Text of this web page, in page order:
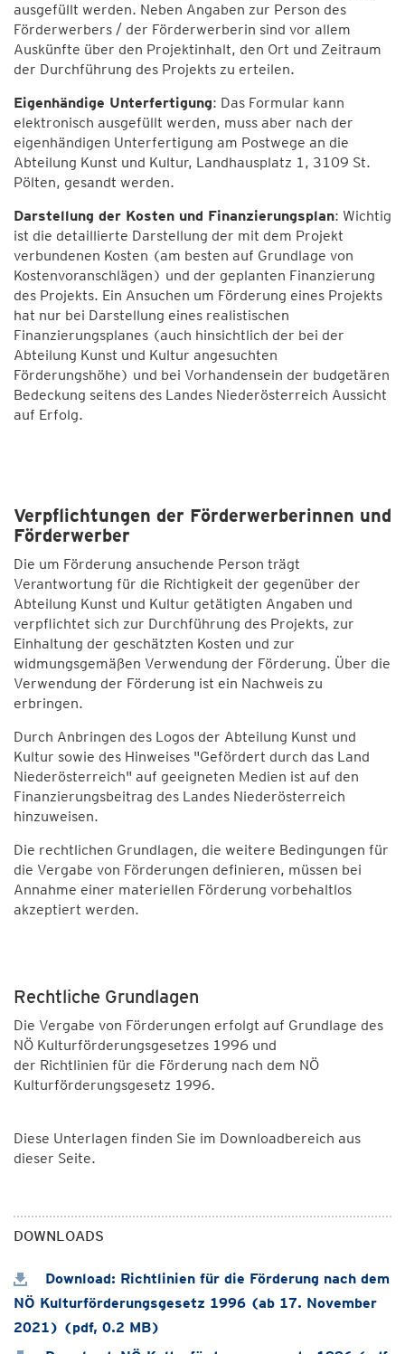
ausgefüllt werden. Neben Angaben zur Person des
Förderwerbers / der Förderwerberin sind vor allem
Auskünfte über den Projektinhalt, den Ort und Zeitraum
der Durchführung des Projekts zu erteilen.
Eigenhändige Unterfertigung: Das Formular kann
elektronisch ausgefüllt werden, muss aber nach der
eigenhändigen Unterfertigung am Postwege an die
Abteilung Kunst und Kultur, Landhausplatz 1, 3109 St.
Pölten, gesandt werden.
Darstellung der Kosten und Finanzierungsplan: Wichtig
ist die detaillierte Darstellung der mit dem Projekt
verbundenen Kosten (am besten auf Grundlage von
Kostenvoranschlägen) und der geplanten Finanzierung
des Projekts. Ein Ansuchen um Förderung eines Projekts
hat nur bei Darstellung eines realistischen
Finanzierungsplanes (auch hinsichtlich der bei der
Abteilung Kunst und Kultur angesuchten
Förderungshöhe) und bei Vorhandensein der budgetären
Bedeckung seitens des Landes Niederösterreich Aussicht
auf Erfolg.
Verpflichtungen der Förderwerberinnen und
Förderwerber
Die um Förderung ansuchende Person trägt
Verantwortung für die Richtigkeit der gegenüber der
Abteilung Kunst und Kultur getätigten Angaben und
verpflichtet sich zur Durchführung des Projekts, zur
Einhaltung der geschätzten Kosten und zur
widmungsgemäßen Verwendung der Förderung. Über die
Verwendung der Förderung ist ein Nachweis zu
erbringen.
Durch Anbringen des Logos der Abteilung Kunst und
Kultur sowie des Hinweises "Gefördert durch das Land
Niederösterreich" auf geeigneten Medien ist auf den
Finanzierungsbeitrag des Landes Niederösterreich
hinzuweisen.
Die rechtlichen Grundlagen, die weitere Bedingungen für
die Vergabe von Förderungen definieren, müssen bei
Annahme einer materiellen Förderung vorbehaltlos
akzeptiert werden.
Rechtliche Grundlagen
Die Vergabe von Förderungen erfolgt auf Grundlage des
NÖ Kulturförderungsgesetzes 1996 und
der Richtlinien für die Förderung nach dem NÖ
Kulturförderungsgesetz 1996.
Diese Unterlagen finden Sie im Downloadbereich aus
dieser Seite.
DOWNLOADS
Download: Richtlinien für die Förderung nach dem
NÖ Kulturförderungsgesetz 1996 (ab 17. November
2021) (pdf, 0.2 MB)